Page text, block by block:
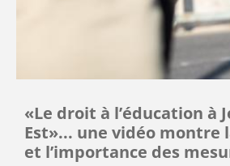
«Le droit à l’éducation à
Est»... une vidéo montre
et l’importance des